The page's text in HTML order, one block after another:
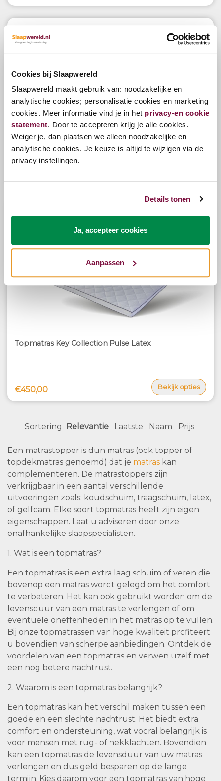
Cookies bij Slaapwereld
Slaapwereld maakt gebruik van: noodzakelijke en
analytische cookies; personalisatie cookies en marketing
cookies. Meer informatie vind je in het privacy-en cookie
statement. Door te accepteren krijg je alle cookies.
Weiger je, dan plaatsen we alleen noodzakelijke en
analytische cookies. Je keuze is altijd te wijzigen via de
privacy instellingen.
Details tonen
Ja, accepteer cookies
Aanpassen
Eastborn Topdekmatras Vivid-foam
Topmatras Key Collection Pulse Latex
€450,00 Bekijk opties
Sortering Relevantie Laatste Naam Prijs
Een matrastopper is dun matras (ook topper of
topdekmatras genoemd) dat je matras kan
complementeren. De matrastoppers zijn
verkrijgbaar in een aantal verschillende
uitvoeringen zoals: koudschuim, traagschuim, latex,
of gelfoam. Elke soort topmatras heeft zijn eigen
eigenschappen. Laat u adviseren door onze
onafhankelijke slaapspecialisten.
1. Wat is een topmatras?
Een topmatras is een extra laag schuim of veren die
bovenop een matras wordt gelegd om het comfort
te verbeteren. Het kan ook gebruikt worden om de
levensduur van een matras te verlengen of om
eventuele oneffenheden in het matras op te vullen.
Bij onze topmatrassen van hoge kwaliteit profiteert
u bovendien van scherpe aanbiedingen. Ontdek de
voordelen van een topmatras en verwen uzelf met
een nog betere nachtrust.
2. Waarom is een topmatras belangrijk?
Een topmatras kan het verschil maken tussen een
goede en een slechte nachtrust. Het biedt extra
comfort en ondersteuning, wat vooral belangrijk is
voor mensen met rug- of nekklachten. Bovendien
kan een topmatras de levensduur van uw matras
verlengen en dus geld besparen op de lange
termijn. Kies daarom voor een topmatras van hoge